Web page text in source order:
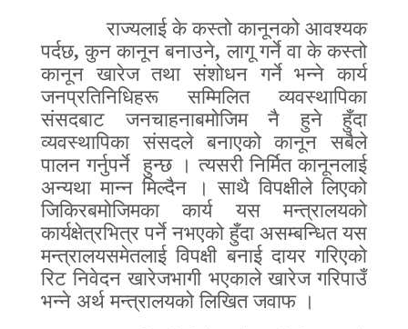
राज्यलाई के कस्तो कानूनको आवश्यक
पर्दछ,कुन कानून बनाउने,लागू गर्ने वा के कस्तो
कानून खारेज तथा संशोधन गर्ने भन्ने कार्य
जनप्रतिनिधिहरू सम्मिलित व्यवस्थापिका
संसदबाट जनचाहनाबमोजिम नै हुने हुँदा
व्यवस्थापिका संसदले बनाएको कानून सबैले
पालन गर्नुपर्ने हुन्छ । त्यसरी निर्मित कानूनलाई
अन्यथा मान्न मिल्दैन । साथै विपक्षीले लिएको
जिकिरबमोजिमका कार्य यस मन्त्रालयको
कार्यक्षेत्रभित्र पर्ने नभएको हुँदा असम्बन्धित यस
मन्त्रालयसमेतलाई विपक्षी बनाई दायर गरिएको
रिट निवेदन खारेजभागी भएकाले खारेज गरिपाउँ
भन्ने अर्थ मन्त्रालयको लिखित जवाफ ।